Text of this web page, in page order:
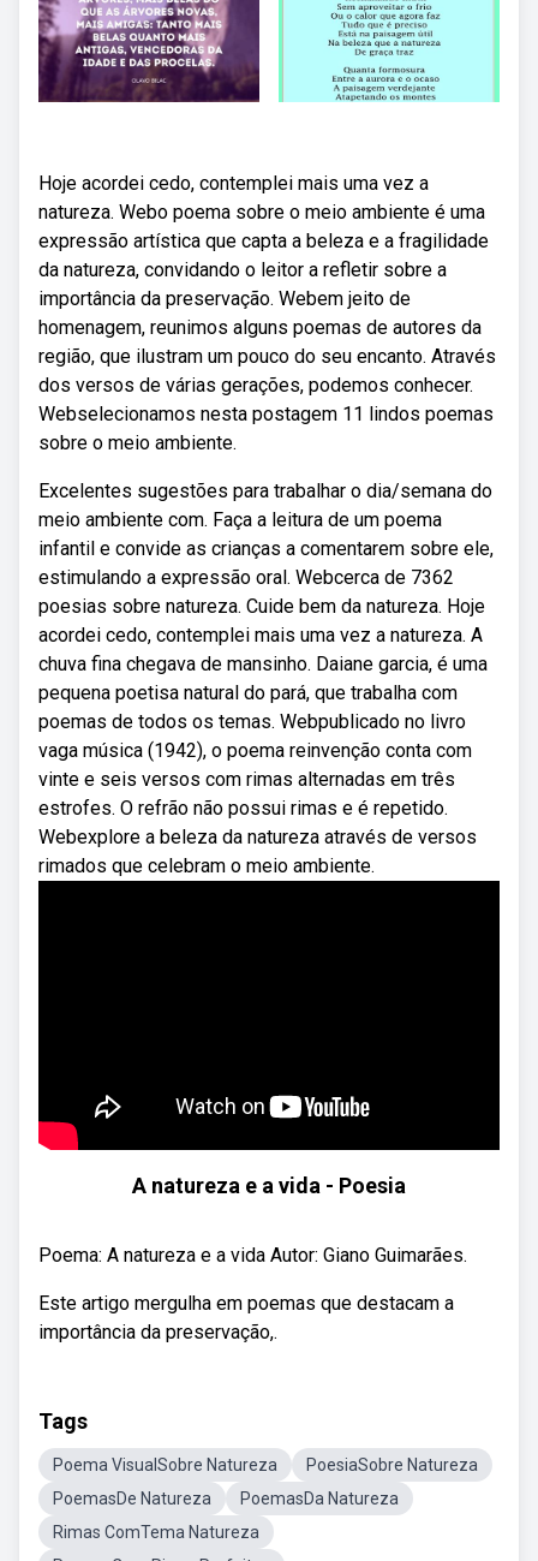
Hoje acordei cedo, contemplei mais uma vez a
natureza. Webo poema sobre o meio ambiente é uma
expressão artística que capta a beleza e a fragilidade
da natureza, convidando o leitor a refletir sobre a
importância da preservação. Webem jeito de
homenagem, reunimos alguns poemas de autores da
região, que ilustram um pouco do seu encanto. Através
dos versos de várias gerações, podemos conhecer.
Webselecionamos nesta postagem 11 lindos poemas
sobre o meio ambiente.
Excelentes sugestões para trabalhar o dia/semana do
meio ambiente com. Faça a leitura de um poema
infantil e convide as crianças a comentarem sobre ele,
estimulando a expressão oral. Webcerca de 7362
poesias sobre natureza. Cuide bem da natureza. Hoje
acordei cedo, contemplei mais uma vez a natureza. A
chuva fina chegava de mansinho. Daiane garcia, é uma
pequena poetisa natural do pará, que trabalha com
poemas de todos os temas. Webpublicado no livro
vaga música (1942), o poema reinvenção conta com
vinte e seis versos com rimas alternadas em três
estrofes. O refrão não possui rimas e é repetido.
Webexplore a beleza da natureza através de versos
rimados que celebram o meio ambiente.
A natureza e a vida - Poesia
Poema: A natureza e a vida Autor: Giano Guimarães.
Este artigo mergulha em poemas que destacam a
importância da preservação,.
Tags
Poema VisualSobre Natureza
PoesiaSobre Natureza
PoemasDe Natureza
PoemasDa Natureza
Rimas ComTema Natureza